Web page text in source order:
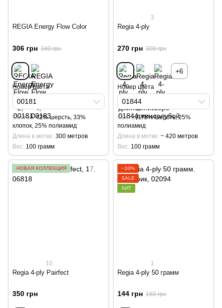
REGIA Energy Flow Color
306 грн 340 грн
Номер цвета
00181
Cостав 42% шерсть, 33%
хлопок, 25% полиамид
Длина в мотке 300 метров
Вес 100 грамм
3
Regia 4-ply
270 грн 300 грн
+6
Номер цвета
01844
Cостав 75% шерсть, 25%
полиамид
Длина в мотке ~ 420 метров
Вес 100 грамм
НОВАЯ КОЛЛЕКЦИЯ
10
Regia 4-ply Pairfect
350 грн
−10%
SALE
ХИТ
1
Regia 4-ply 50 грамм
144 грн 160 грн